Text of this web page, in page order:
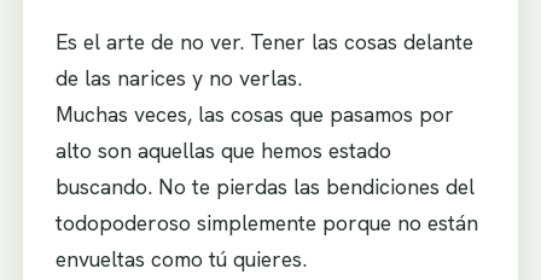
Es el arte de no ver. Tener las cosas delante
de las narices y no verlas.
Muchas veces, las cosas que pasamos por
alto son aquellas que hemos estado
buscando. No te pierdas las bendiciones del
todopoderoso simplemente porque no están
envueltas como tú quieres.